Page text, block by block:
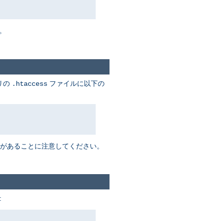
の .htaccess ファイルに以下の
あることに注意してください。